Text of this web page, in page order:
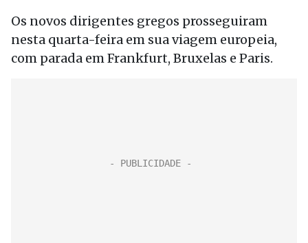
Os novos dirigentes gregos prosseguiram
nesta quarta-feira em sua viagem europeia,
com parada em Frankfurt, Bruxelas e Paris.